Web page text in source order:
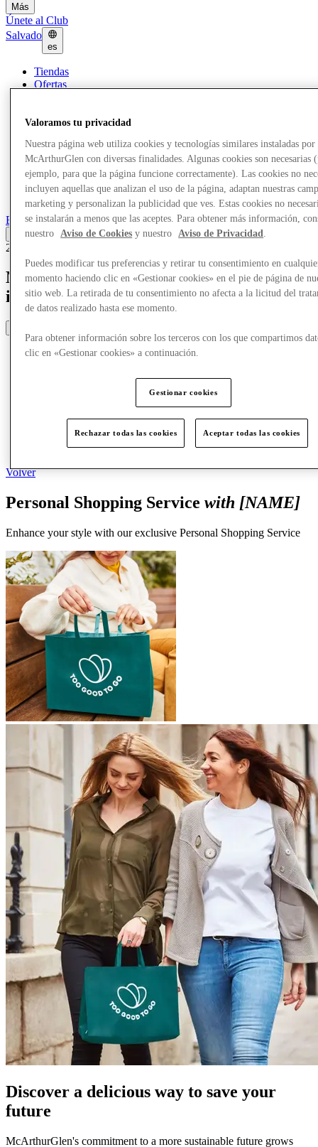
Más
Únete al Club
Salvado
es
Tiendas
Ofertas
¿Qué pasa?
Tarjetas regalo
Guía de destinos
Más
Back
24/03/22
McArthurGlen X demasiado bueno para
ir
Volver
Personal Shopping Service with [NAME]
Enhance your style with our exclusive Personal Shopping Service
Discover a delicious way to save your
future
McArthurGlen's commitment to a more sustainable future grows
Valoramos tu privacidad
Nuestra página web utiliza cookies y tecnologías similares instaladas por
McArthurGlen con diversas finalidades. Algunas cookies son necesarias
ejemplo, para que la página funcione correctamente). Las cookies no
incluyen aquellas que analizan el uso de la página, adaptan nuestras
marketing y personalizan la publicidad que ves. Estas cookies no
se instalarán a menos que las aceptes. Para obtener más información,
nuestro
Aviso de Cookies y nuestro Aviso de Privacidad
Puedes modificar tus preferencias y retirar tu consentimiento en
momento haciendo clic en «Gestionar cookies» en el pie de página de
sitio web. La retirada de tu consentimiento no afecta a la licitud del
de datos realizado hasta ese momento.
Para obtener información sobre los terceros con los que compartimos
clic en «Gestionar cookies» a continuación.
Gestionar cookies
Rechazar todas las cookies Aceptar todas las cookies